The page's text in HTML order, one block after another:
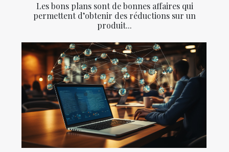
Les bons plans sont de bonnes affaires qui
permettent d’obtenir des réductions sur un
produit...